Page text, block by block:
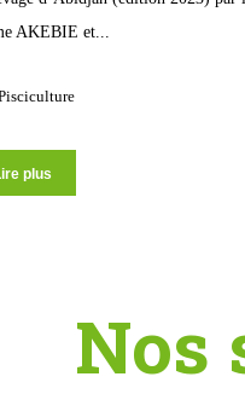
AKEBIE et...
plus
Nos